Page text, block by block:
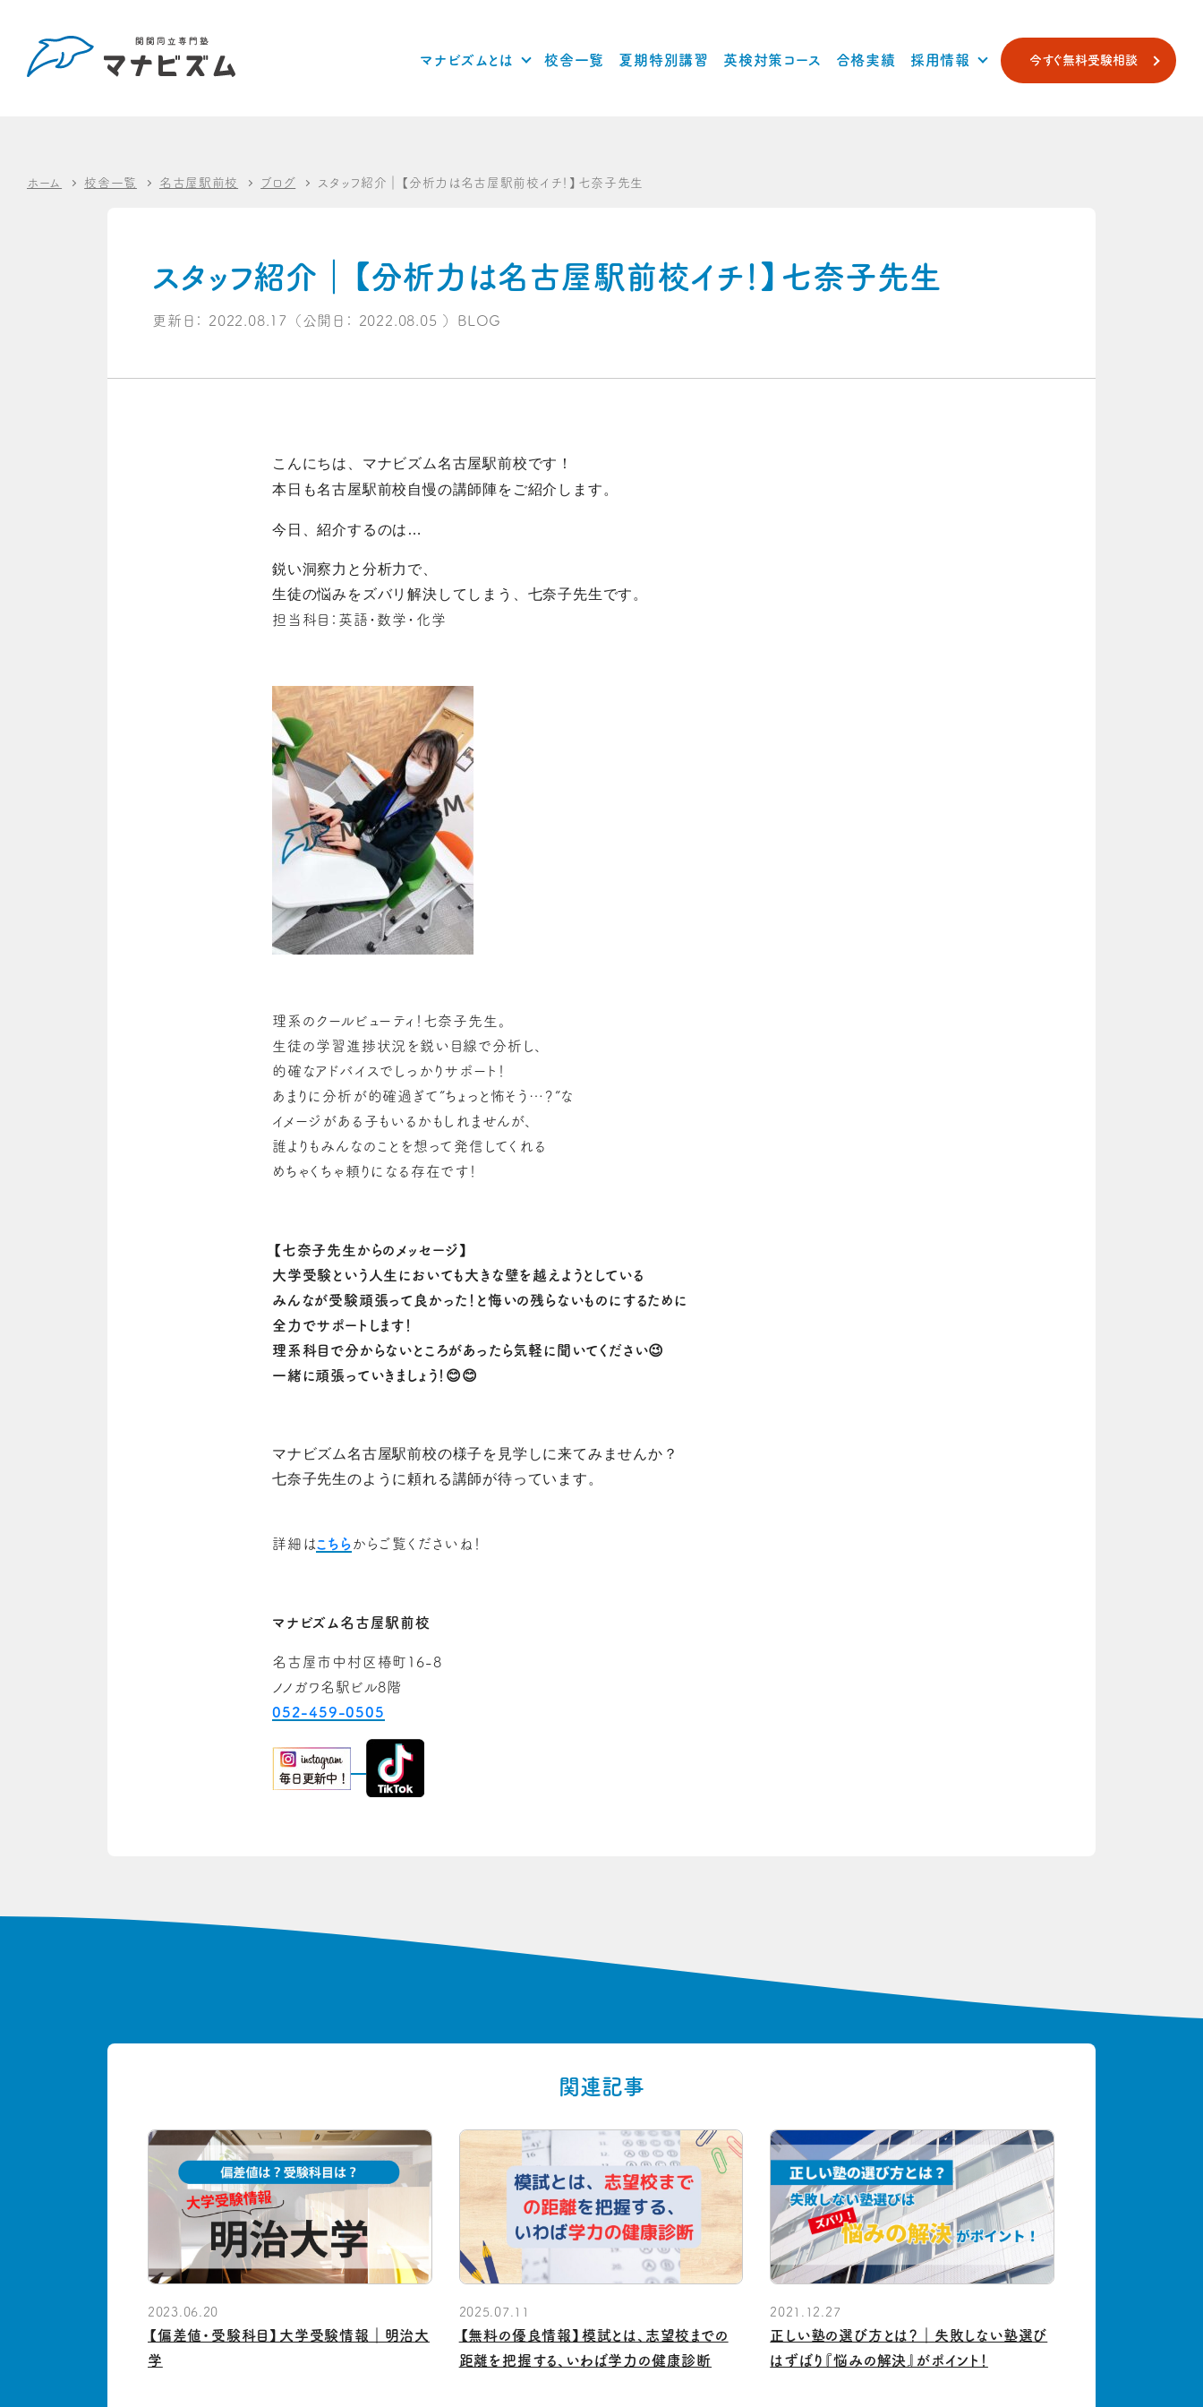
マナビズムとは 校舎一覧 夏期特別講習 英検対策コース 合格実績 採用情報 今すぐ無料受験相談
ホーム 校舎一覧 名古屋駅前校 ブログ スタッフ紹介｜【分析力は名古屋駅前校イチ！】七奈子先生
スタッフ紹介｜【分析力は名古屋駅前校イチ！】七奈子先生
更新日： 2022.08.17 （公開日： 2022.08.05 ） BLOG
こんにちは、マナビズム名古屋駅前校です！
本日も名古屋駅前校自慢の講師陣をご紹介します。
今日、紹介するのは…
鋭い洞察力と分析力で、
生徒の悩みをズバリ解決してしまう、七奈子先生です。
担当科目：英語・数学・化学
理系のクールビューティ！七奈子先生。
生徒の学習進捗状況を鋭い目線で分析し、
的確なアドバイスでしっかりサポート！
あまりに分析が的確過ぎて”ちょっと怖そう…？”な
イメージがある子もいるかもしれませんが、
誰よりもみんなのことを想って発信してくれる
めちゃくちゃ頼りになる存在です！
【七奈子先生からのメッセージ】
大学受験という人生においても大きな壁を越えようとしている
みんなが受験頑張って良かった！と悔いの残らないものにするために
全力でサポートします！
理系科目で分からないところがあったら気軽に聞いてください😉
一緒に頑張っていきましょう！😊😊
マナビズム名古屋駅前校の様子を見学しに来てみませんか？
七奈子先生のように頼れる講師が待っています。
詳細はこちらからご覧くださいね！
マナビズム名古屋駅前校
名古屋市中村区椿町16-8
ノノガワ名駅ビル8階
052-459-0505
関連記事
2023.06.20
【偏差値・受験科目】大学受験情報｜明治大
学
2025.07.11
【無料の優良情報】模試とは、志望校までの
距離を把握する、いわば学力の健康診断
2021.12.27
正しい塾の選び方とは？｜失敗しない塾選び
はずばり『悩みの解決』がポイント！